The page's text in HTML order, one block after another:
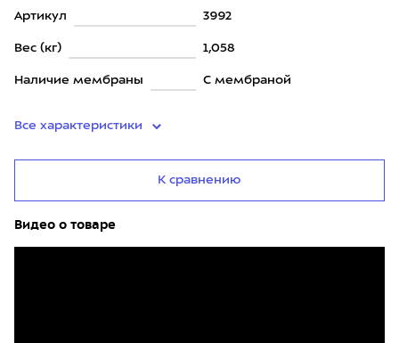
Артикул 3992
Вес (кг) 1,058
Наличие мембраны С мембраной
Все характеристики
К сравнению
Видео о товаре